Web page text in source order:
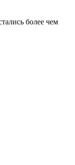
более чем